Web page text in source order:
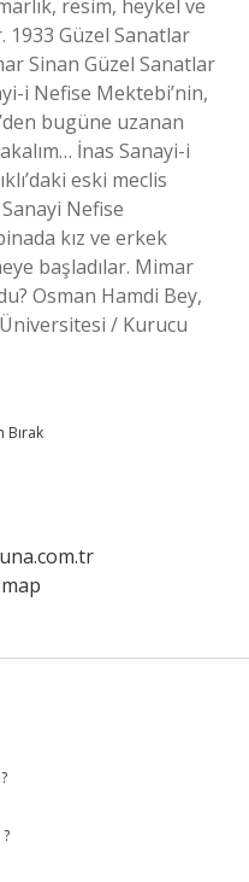
resim, heykel ve
Güzel Sanatlar
Sinan Güzel Sanatlar
i Nefise Mektebi’nin,
bugüne uzanan
İnas Sanayi-i
eski meclis
Nefise
kız ve erkek
başladılar. Mimar
Osman Hamdi Bey,
/ Kurucu
Bırak